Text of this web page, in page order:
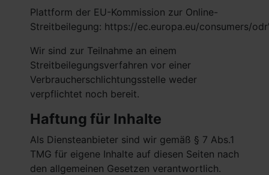
Plattform der EU-Kommission zur Online-
Streitbeilegung: https://ec.europa.eu/consumers/
Wir sind zur Teilnahme an einem
Streitbeilegungsverfahren vor einer
Verbraucherschlichtungsstelle weder
verpflichtet noch bereit.
Haftung für Inhalte
Als Diensteanbieter sind wir gemäß § 7 Abs.1
TMG für eigene Inhalte auf diesen Seiten nach
den allgemeinen Gesetzen verantwortlich.